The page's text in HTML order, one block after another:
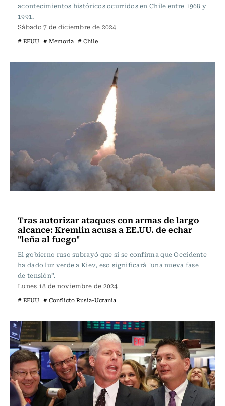
acontecimientos históricos ocurridos en Chile entre 1968 y
1991.
Sábado 7 de diciembre de 2024
# EEUU # Memoria # Chile
Tras autorizar ataques con armas de largo
alcance: Kremlin acusa a EE.UU. de echar
"leña al fuego"
El gobierno ruso subrayó que si se confirma que Occidente
ha dado luz verde a Kiev, eso significará "una nueva fase
de tensión”.
Lunes 18 de noviembre de 2024
# EEUU # Conflicto Rusia-Ucrania